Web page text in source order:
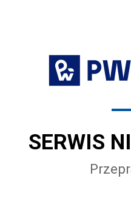
SERWIS